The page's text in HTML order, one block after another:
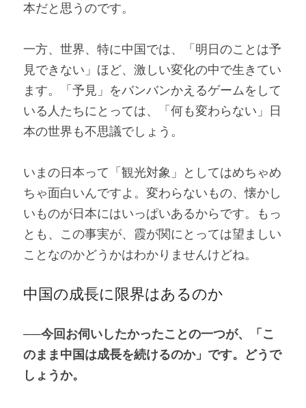
本だと思うのです。
一方、世界、特に中国では、「明日のことは予
見できない」ほど、激しい変化の中で生きてい
ます。「予見」をバンバンかえるゲームをして
いる人たちにとっては、「何も変わらない」日
本の世界も不思議でしょう。
いまの日本って「観光対象」としてはめちゃめ
ちゃ面白いんですよ。変わらないもの、懐かし
いものが日本にはいっぱいあるからです。もっ
とも、この事実が、霞が関にとっては望ましい
ことなのかどうかはわかりませんけどね。
中国の成長に限界はあるのか
──今回お伺いしたかったことの一つが、「こ
のまま中国は成長を続けるのか」です。どうで
しょうか。